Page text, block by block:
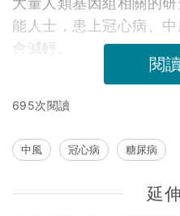
能人士，患上冠心病、
會減輕。
閱
695次閱讀
中風 冠心病 糖尿病
延